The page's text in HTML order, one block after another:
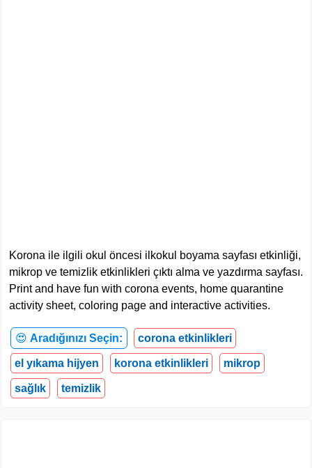
Korona ile ilgili okul öncesi ilkokul boyama sayfası etkinliği,
mikrop ve temizlik etkinlikleri çıktı alma ve yazdırma sayfası.
Print and have fun with corona events, home quarantine
activity sheet, coloring page and interactive activities.
😍 Aradığınızı Seçin: corona etkinlikleri
el yıkama hijyen korona etkinlikleri mikrop
sağlık temizlik